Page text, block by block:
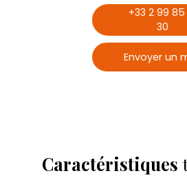
+33 2 99 85
30
Envoyer un
Caractéristiques